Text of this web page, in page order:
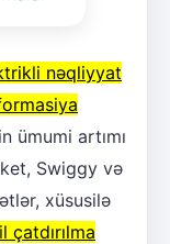
nəqliyyat
ümumi artımı
Swiggy və
xüsusilə
çatdırılma